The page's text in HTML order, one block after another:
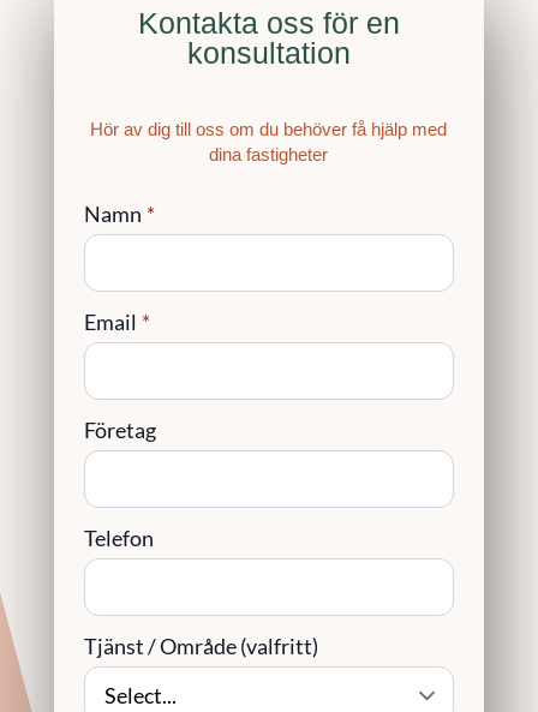
Kontakta oss för en
konsultation
Hör av dig till oss om du behöver få hjälp med
dina fastigheter
Namn *
Email *
Företag
Telefon
Tjänst / Område (valfritt)